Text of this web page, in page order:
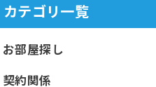
カテゴリ一覧
お部屋探し
契約関係